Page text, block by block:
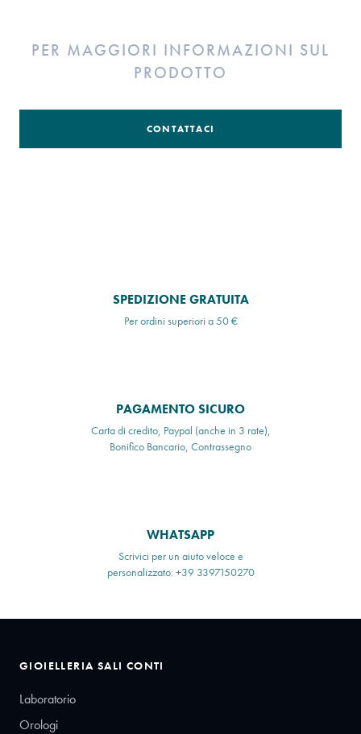
PER MAGGIORI INFORMAZIONI SUL
PRODOTTO
CONTATTACI
SPEDIZIONE GRATUITA
Per ordini superiori a 50 €
PAGAMENTO SICURO
Carta di credito, Paypal (anche in 3 rate),
Bonifico Bancario, Contrassegno
WHATSAPP
Scrivici per un aiuto veloce e
personalizzato: +39 3397150270
GIOIELLERIA SALI CONTI
Laboratorio
Orologi